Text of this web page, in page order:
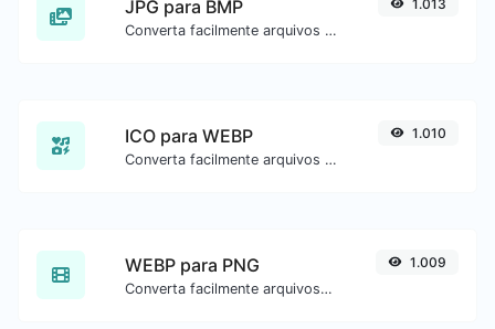
JPG para BMP
Converta facilmente arquivos de imagem JPG para BMP.
1.013
ICO para WEBP
Converta facilmente arquivos de imagem ICO para WEBP.
1.010
WEBP para PNG
Converta facilmente arquivos de imagem WEBP para PNG.
1.009